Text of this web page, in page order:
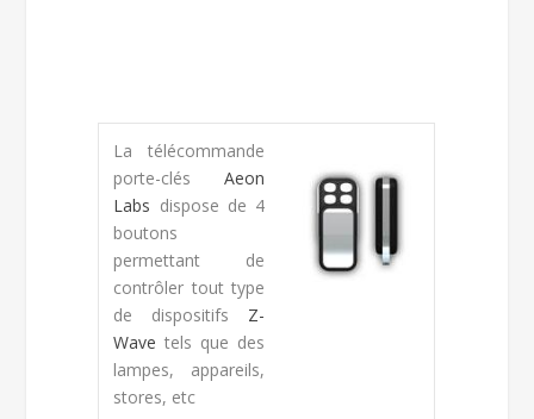
La télécommande
porte-clésAeon
Labs dispose de 4
boutons
permettant de
contrôler tout type
de dispositifs Z-
Wave tels que des
lampes, appareils,
stores, etc